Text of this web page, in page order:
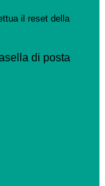
il reset della
di posta